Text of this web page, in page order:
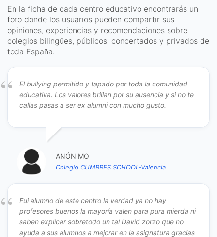
En la ficha de cada centro educativo encontrarás un
foro donde los usuarios pueden compartir sus
opiniones, experiencias y recomendaciones sobre
colegios bilingües, públicos, concertados y privados de
toda España.
El bullying permitido y tapado por toda la comunidad
educativa. Los valores brillan por su ausencia y si no te
callas pasas a ser ex alumni con mucho gusto.
ANÓNIMO
Colegio CUMBRES SCHOOL-Valencia
Fui alumno de este centro la verdad ya no hay
profesores buenos la mayoría valen para pura mierda ni
saben explicar sobretodo un tal David zorzo que no
ayuda a sus alumnos a mejorar en la asignatura gracias